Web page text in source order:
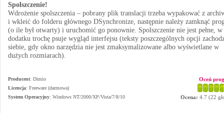
Spolszczenie!
Wdrożenie spolszczenia – pobrany plik translacji trzeba wypakować z
i wkleić do folderu głównego DSynchronize, następnie należy zamknąć
(o ile był otwarty) i uruchomić go ponownie. Spolszczenie nie jest pełne, w
dodatku trochę psuje wygląd interfejsu (teksty poszczególnych opcji
siebie, gdy okno narzędzia nie jest zmaksymalizowane albo wyświetlane w
dużych rozmiarach).
Producent: Dimio
Licencja: Freeware (darmowa)
System Operacyjny: Windows NT/2000/XP/Vista/7/8/10
Oceń
Ocena: 4.7 (22